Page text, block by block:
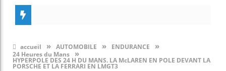
accueil » AUTOMOBILE » ENDURANCE »
24 Heures du Mans »
HYPERPOLE DES 24 H DU MANS. LA McLAREN EN POLE DEVANT LA
PORSCHE ET LA FERRARI EN LMGT3